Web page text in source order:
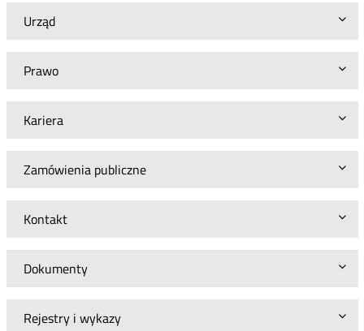
Urząd
Prawo
Kariera
Zamówienia publiczne
Kontakt
Dokumenty
Rejestry i wykazy